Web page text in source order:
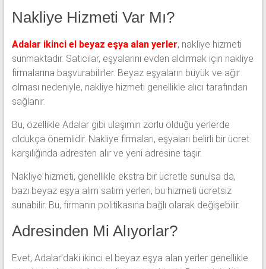
Nakliye Hizmeti Var Mı?
Adalar ikinci el beyaz eşya alan yerler, nakliye hizmeti
sunmaktadır. Satıcılar, eşyalarını evden aldırmak için nakliye
firmalarına başvurabilirler. Beyaz eşyaların büyük ve ağır
olması nedeniyle, nakliye hizmeti genellikle alıcı tarafından
sağlanır.
Bu, özellikle Adalar gibi ulaşımın zorlu olduğu yerlerde
oldukça önemlidir. Nakliye firmaları, eşyaları belirli bir ücret
karşılığında adresten alır ve yeni adresine taşır.
Nakliye hizmeti, genellikle ekstra bir ücretle sunulsa da,
bazı beyaz eşya alım satım yerleri, bu hizmeti ücretsiz
sunabilir. Bu, firmanın politikasına bağlı olarak değişebilir.
Adresinden Mi Alıyorlar?
Evet, Adalar’daki ikinci el beyaz eşya alan yerler genellikle